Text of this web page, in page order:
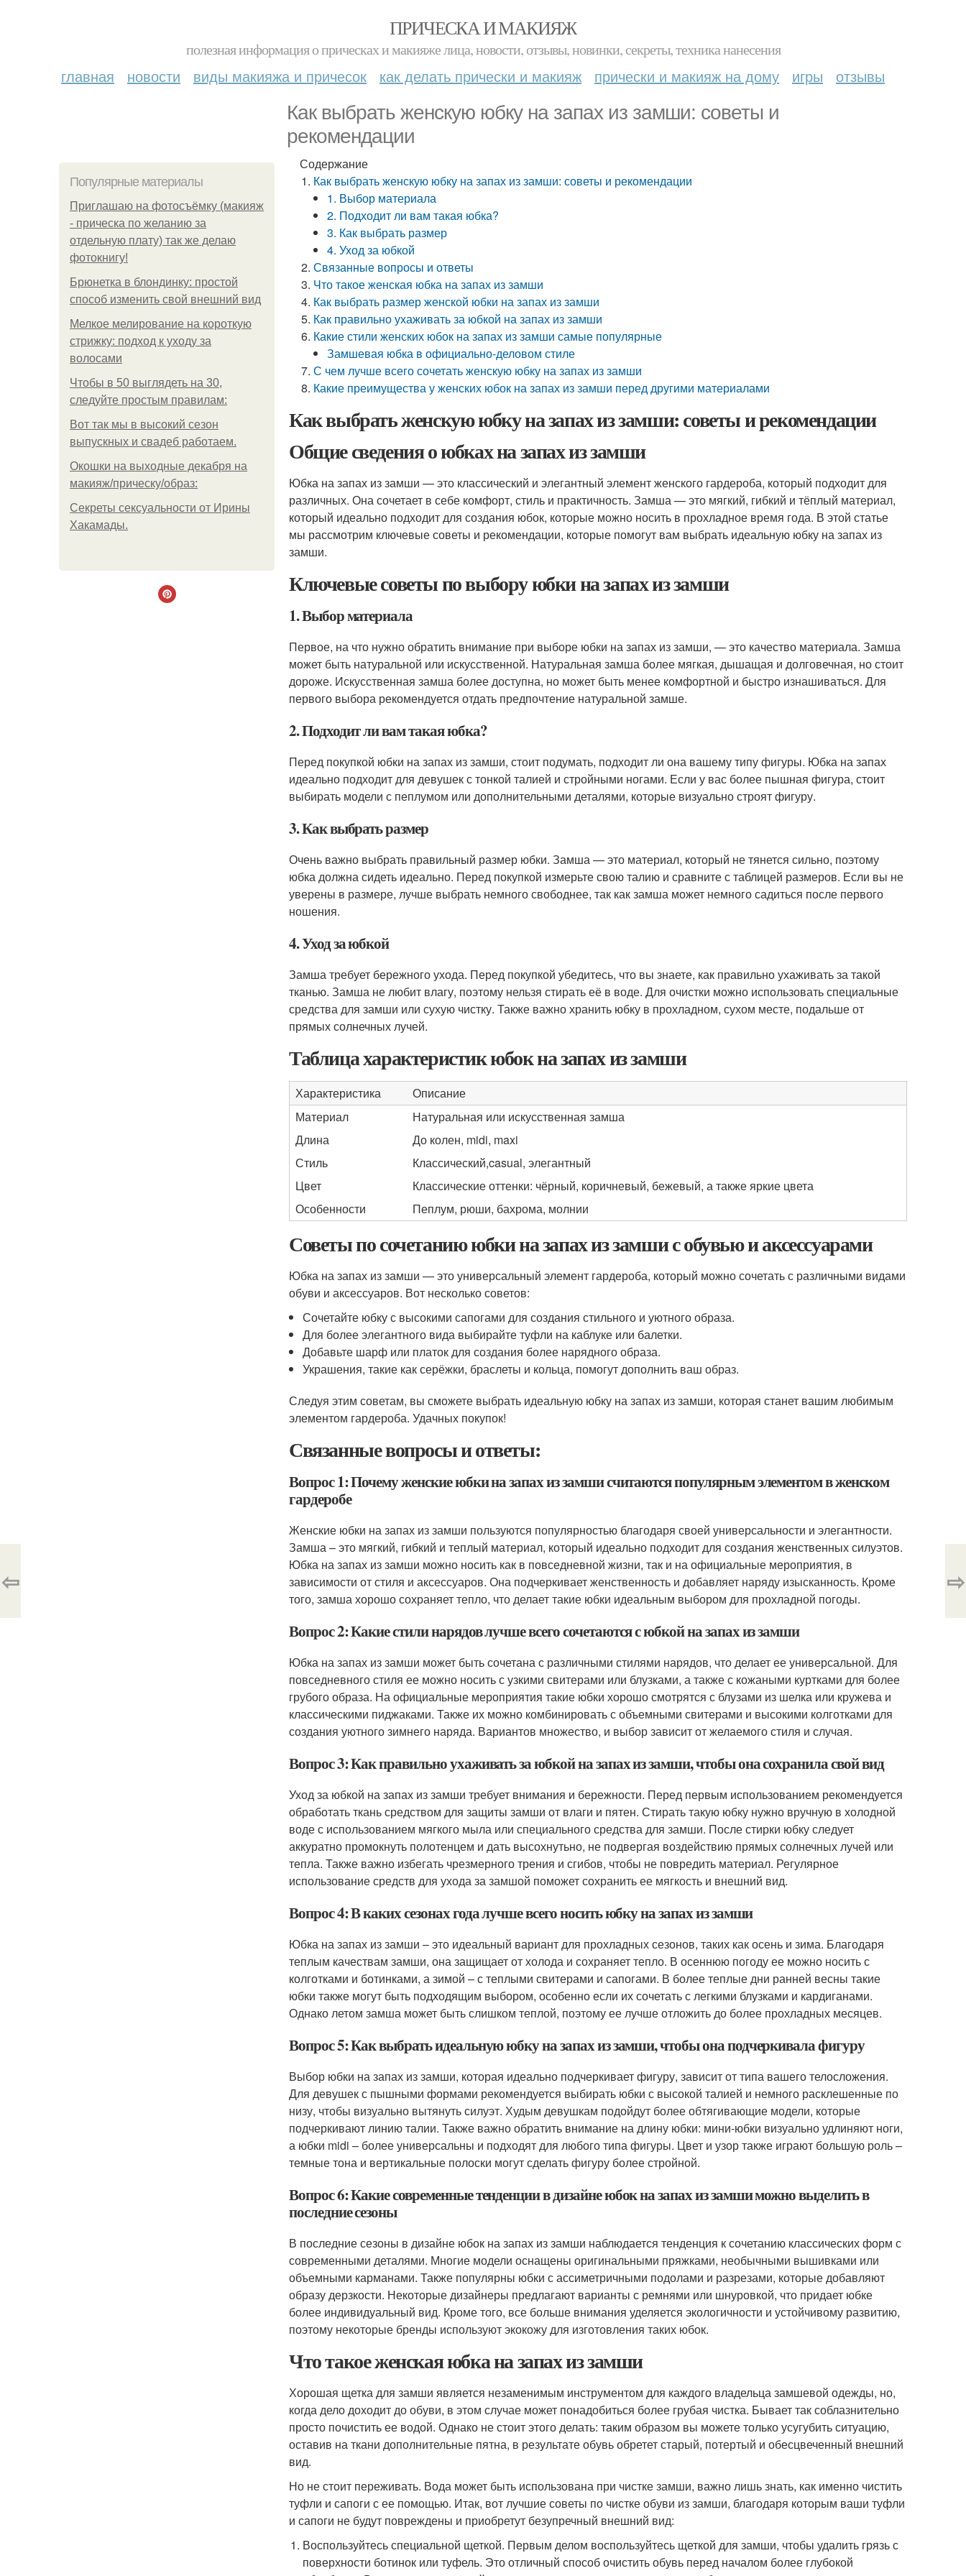
ПРИЧЕСКА И МАКИЯЖ
полезная информация о прическах и макияже лица, новости, отзывы, новинки, секреты, техника нанесения
главная новости виды макияжа и причесок как делать прически и макияж прически и макияж на дому игры отзывы
Как выбрать женскую юбку на запах из замши: советы и
рекомендации
Популярные материалы
Приглашаю на фотосъёмку (макияж
- прическа по желанию за
отдельную плату) так же делаю
фотокнигу!
Брюнетка в блондинку: простой
способ изменить свой внешний вид
Мелкое мелирование на короткую
стрижку: подход к уходу за
волосами
Чтобы в 50 выглядеть на 30,
следуйте простым правилам:
Вот так мы в высокий сезон
выпускных и свадеб работаем.
Окошки на выходные декабря на
макияж/прическу/образ:
Секреты сексуальности от Ирины
Хакамады.
Содержание
Как выбрать женскую юбку на запах из замши: советы и рекомендации
1. Выбор материала
2. Подходит ли вам такая юбка?
3. Как выбрать размер
4. Уход за юбкой
Связанные вопросы и ответы
Что такое женская юбка на запах из замши
Как выбрать размер женской юбки на запах из замши
Как правильно ухаживать за юбкой на запах из замши
Какие стили женских юбок на запах из замши самые популярные
Замшевая юбка в официально-деловом стиле
С чем лучше всего сочетать женскую юбку на запах из замши
Какие преимущества у женских юбок на запах из замши перед другими материалами
Как выбрать женскую юбку на запах из замши: советы и рекомендации
Общие сведения о юбках на запах из замши
Юбка на запах из замши — это классический и элегантный элемент женского гардероба, который подходит для
различных. Она сочетает в себе комфорт, стиль и практичность. Замша — это мягкий, гибкий и тёплый материал,
который идеально подходит для создания юбок, которые можно носить в прохладное время года. В этой статье
мы рассмотрим ключевые советы и рекомендации, которые помогут вам выбрать идеальную юбку на запах из
замши.
Ключевые советы по выбору юбки на запах из замши
1. Выбор материала
Первое, на что нужно обратить внимание при выборе юбки на запах из замши, — это качество материала. Замша
может быть натуральной или искусственной. Натуральная замша более мягкая, дышащая и долговечная, но стоит
дороже. Искусственная замша более доступна, но может быть менее комфортной и быстро изнашиваться. Для
первого выбора рекомендуется отдать предпочтение натуральной замше.
2. Подходит ли вам такая юбка?
Перед покупкой юбки на запах из замши, стоит подумать, подходит ли она вашему типу фигуры. Юбка на запах
идеально подходит для девушек с тонкой талией и стройными ногами. Если у вас более пышная фигура, стоит
выбирать модели с пеплумом или дополнительными деталями, которые визуально строят фигуру.
3. Как выбрать размер
Очень важно выбрать правильный размер юбки. Замша — это материал, который не тянется сильно, поэтому
юбка должна сидеть идеально. Перед покупкой измерьте свою талию и сравните с таблицей размеров. Если вы не
уверены в размере, лучше выбрать немного свободнее, так как замша может немного садиться после первого
ношения.
4. Уход за юбкой
Замша требует бережного ухода. Перед покупкой убедитесь, что вы знаете, как правильно ухаживать за такой
тканью. Замша не любит влагу, поэтому нельзя стирать её в воде. Для очистки можно использовать специальные
средства для замши или сухую чистку. Также важно хранить юбку в прохладном, сухом месте, подальше от
прямых солнечных лучей.
Таблица характеристик юбок на запах из замши
Характеристика
Описание
Материал
Натуральная или искусственная замша
Длина
До колен, midi, maxi
Стиль
Классический,casual, элегантный
Цвет
Классические оттенки: чёрный, коричневый, бежевый, а также яркие цвета
Особенности
Пеплум, рюши, бахрома, молнии
Советы по сочетанию юбки на запах из замши с обувью и аксессуарами
Юбка на запах из замши — это универсальный элемент гардероба, который можно сочетать с различными видами
обуви и аксессуаров. Вот несколько советов:
Сочетайте юбку с высокими сапогами для создания стильного и уютного образа.
Для более элегантного вида выбирайте туфли на каблуке или балетки.
Добавьте шарф или платок для создания более нарядного образа.
Украшения, такие как серёжки, браслеты и кольца, помогут дополнить ваш образ.
Следуя этим советам, вы сможете выбрать идеальную юбку на запах из замши, которая станет вашим любимым
элементом гардероба. Удачных покупок!
Связанные вопросы и ответы:
Вопрос 1: Почему женские юбки на запах из замши считаются популярным элементом в женском
гардеробе
Женские юбки на запах из замши пользуются популярностью благодаря своей универсальности и элегантности.
Замша – это мягкий, гибкий и теплый материал, который идеально подходит для создания женственных силуэтов.
Юбка на запах из замши можно носить как в повседневной жизни, так и на официальные мероприятия, в
зависимости от стиля и аксессуаров. Она подчеркивает женственность и добавляет наряду изысканность. Кроме
того, замша хорошо сохраняет тепло, что делает такие юбки идеальным выбором для прохладной погоды.
Вопрос 2: Какие стили нарядов лучше всего сочетаются с юбкой на запах из замши
Юбка на запах из замши может быть сочетана с различными стилями нарядов, что делает ее универсальной. Для
повседневного стиля ее можно носить с узкими свитерами или блузками, а также с кожаными куртками для более
грубого образа. На официальные мероприятия такие юбки хорошо смотрятся с блузами из шелка или кружева и
классическими пиджаками. Также их можно комбинировать с объемными свитерами и высокими колготками для
создания уютного зимнего наряда. Вариантов множество, и выбор зависит от желаемого стиля и случая.
Вопрос 3: Как правильно ухаживать за юбкой на запах из замши, чтобы она сохранила свой вид
Уход за юбкой на запах из замши требует внимания и бережности. Перед первым использованием рекомендуется
обработать ткань средством для защиты замши от влаги и пятен. Стирать такую юбку нужно вручную в холодной
воде с использованием мягкого мыла или специального средства для замши. После стирки юбку следует
аккуратно промокнуть полотенцем и дать высохнутьно, не подвергая воздействию прямых солнечных лучей или
тепла. Также важно избегать чрезмерного трения и сгибов, чтобы не повредить материал. Регулярное
использование средств для ухода за замшой поможет сохранить ее мягкость и внешний вид.
Вопрос 4: В каких сезонах года лучше всего носить юбку на запах из замши
Юбка на запах из замши – это идеальный вариант для прохладных сезонов, таких как осень и зима. Благодаря
теплым качествам замши, она защищает от холода и сохраняет тепло. В осеннюю погоду ее можно носить с
колготками и ботинками, а зимой – с теплыми свитерами и сапогами. В более теплые дни ранней весны такие
юбки также могут быть подходящим выбором, особенно если их сочетать с легкими блузками и кардиганами.
Однако летом замша может быть слишком теплой, поэтому ее лучше отложить до более прохладных месяцев.
Вопрос 5: Как выбрать идеальную юбку на запах из замши, чтобы она подчеркивала фигуру
Выбор юбки на запах из замши, которая идеально подчеркивает фигуру, зависит от типа вашего телосложения.
Для девушек с пышными формами рекомендуется выбирать юбки с высокой талией и немного расклешенные по
низу, чтобы визуально вытянуть силуэт. Худым девушкам подойдут более обтягивающие модели, которые
подчеркивают линию талии. Также важно обратить внимание на длину юбки: мини-юбки визуально удлиняют ноги,
а юбки midi – более универсальны и подходят для любого типа фигуры. Цвет и узор также играют большую роль –
темные тона и вертикальные полоски могут сделать фигуру более стройной.
Вопрос 6: Какие современные тенденции в дизайне юбок на запах из замши можно выделить в
последние сезоны
В последние сезоны в дизайне юбок на запах из замши наблюдается тенденция к сочетанию классических форм с
современными деталями. Многие модели оснащены оригинальными пряжками, необычными вышивками или
объемными карманами. Также популярны юбки с ассиметричными подолами и разрезами, которые добавляют
образу дерзкости. Некоторые дизайнеры предлагают варианты с ремнями или шнуровкой, что придает юбке
более индивидуальный вид. Кроме того, все больше внимания уделяется экологичности и устойчивому развитию,
поэтому некоторые бренды используют экокожу для изготовления таких юбок.
Что такое женская юбка на запах из замши
Хорошая щетка для замши является незаменимым инструментом для каждого владельца замшевой одежды, но,
когда дело доходит до обуви, в этом случае может понадобиться более грубая чистка. Бывает так соблазнительно
просто почистить ее водой. Однако не стоит этого делать: таким образом вы можете только усугубить ситуацию,
оставив на ткани дополнительные пятна, в результате обувь обретет старый, потертый и обесцвеченный внешний
вид.
Но не стоит переживать. Вода может быть использована при чистке замши, важно лишь знать, как именно чистить
туфли и сапоги с ее помощью. Итак, вот лучшие советы по чистке обуви из замши, благодаря которым ваши туфли
и сапоги не будут повреждены и приобретут безупречный внешний вид:
Воспользуйтесь специальной щеткой. Первым делом воспользуйтесь щеткой для замши, чтобы удалить грязь с
поверхности ботинок или туфель. Это отличный способ очистить обувь перед началом более глубокой
⇦ ⇨